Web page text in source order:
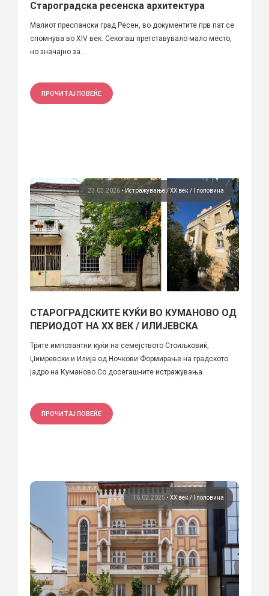
Староградска ресенска архитектура
Малиот преспански град Ресен, во документите прв пат се
спомнува во XIV век. Секогаш претставувало мало место,
но значајно за...
ПРОЧИТАЈ ПОВЕЌЕ
23.03.2026 •Истражување ХХ век / I половина
СТАРОГРАДСКИТЕ КУЌИ ВО КУМАНОВО ОД
ПЕРИОДОТ НА XX ВЕК / ИЛИЈЕВСКА
Трите импозантни куќи на семејството Стоиљковиќ,
Џимревски и Илија од Ночкови Формирање на градското
јадро на Куманово Со досегашните истражувања...
ПРОЧИТАЈ ПОВЕЌЕ
16.02.2025 • ХХ век / I половина